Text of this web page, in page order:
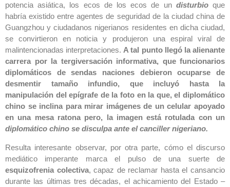
potencia asiática, los ecos de los ecos de un disturbioque
habría existido entre agentes de seguridad de la ciudad china de
Guangzhou y ciudadanos nigerianos residentes en dicha ciudad,
se convirtieron en noticia y produjeron una espiral viral de
malintencionadas interpretaciones. A tal punto llegó la alienante
carrera por la tergiversación informativa, que funcionarios
diplomáticos de sendas naciones debieron ocuparse de
desmentir tamaño infundio, que incluyó hasta la
manipulación del epígrafe de la foto en la que, el diplomático
chino se inclina para mirar imágenes de un celular apoyado
en una mesa ratona pero, la imagen está rotulada con un
diplomático chino se disculpa ante el canciller nigeriano.
Resulta interesante observar, por otra parte, cómo el discurso
mediático imperante marca el pulso de una suerte de
esquizofrenia colectiva, capaz de reclamar hasta el cansancio
durante las últimas tres décadas, el achicamiento del Estado –